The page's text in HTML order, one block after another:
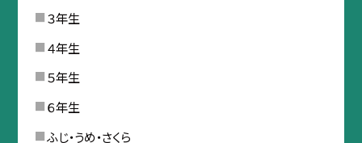
３年生
４年生
５年生
６年生
ふじ・うめ・さくら